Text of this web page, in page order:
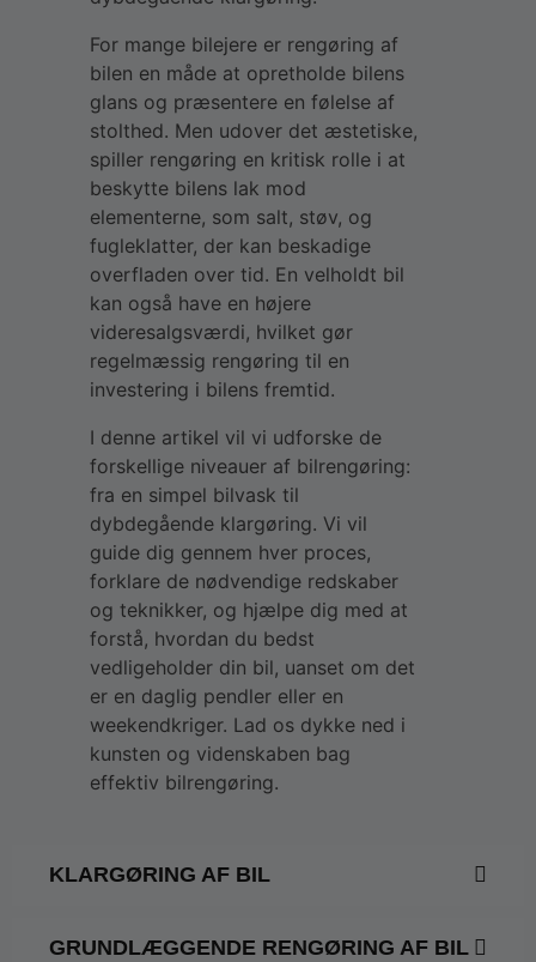
For mange bilejere er rengøring af
bilen en måde at opretholde bilens
glans og præsentere en følelse af
stolthed. Men udover det æstetiske,
spiller rengøring en kritisk rolle i at
beskytte bilens lak mod
elementerne, som salt, støv, og
fugleklatter, der kan beskadige
overfladen over tid. En velholdt bil
kan også have en højere
videresalgsværdi, hvilket gør
regelmæssig rengøring til en
investering i bilens fremtid.
I denne artikel vil vi udforske de
forskellige niveauer af bilrengøring:
fra en simpel bilvask til
dybdegående klargøring. Vi vil
guide dig gennem hver proces,
forklare de nødvendige redskaber
og teknikker, og hjælpe dig med at
forstå, hvordan du bedst
vedligeholder din bil, uanset om det
er en daglig pendler eller en
weekendkriger. Lad os dykke ned i
kunsten og videnskaben bag
effektiv bilrengøring.
KLARGØRING AF BIL
GRUNDLÆGGENDE RENGØRING AF BIL